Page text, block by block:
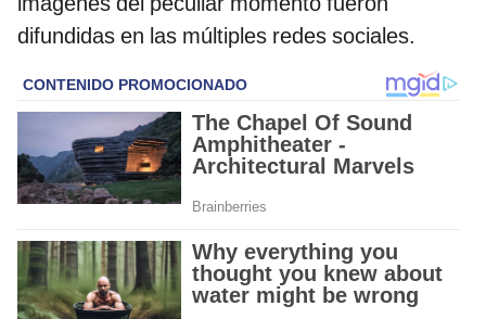
difundidas en las múltiples redes sociales.